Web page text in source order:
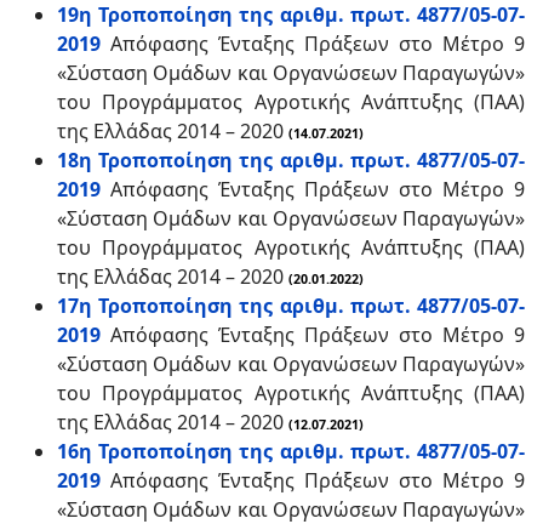
19η Τροποποίηση της αριθμ. πρωτ. 4877/05-07-
2019 Απόφασης Ένταξης Πράξεων στο Μέτρο 9
«Σύσταση Ομάδων και Οργανώσεων Παραγωγών»
του Προγράμματος Αγροτικής Ανάπτυξης (ΠΑΑ)
της Ελλάδας 2014 – 2020 (14.07.2021)
18η Τροποποίηση της αριθμ. πρωτ. 4877/05-07-
2019 Απόφασης Ένταξης Πράξεων στο Μέτρο 9
«Σύσταση Ομάδων και Οργανώσεων Παραγωγών»
του Προγράμματος Αγροτικής Ανάπτυξης (ΠΑΑ)
της Ελλάδας 2014 – 2020 (20.01.2022)
17η Τροποποίηση της αριθμ. πρωτ. 4877/05-07-
2019 Απόφασης Ένταξης Πράξεων στο Μέτρο 9
«Σύσταση Ομάδων και Οργανώσεων Παραγωγών»
του Προγράμματος Αγροτικής Ανάπτυξης (ΠΑΑ)
της Ελλάδας 2014 – 2020 (12.07.2021)
16η Τροποποίηση της αριθμ. πρωτ. 4877/05-07-
2019 Απόφασης Ένταξης Πράξεων στο Μέτρο 9
«Σύσταση Ομάδων και Οργανώσεων Παραγωγών»